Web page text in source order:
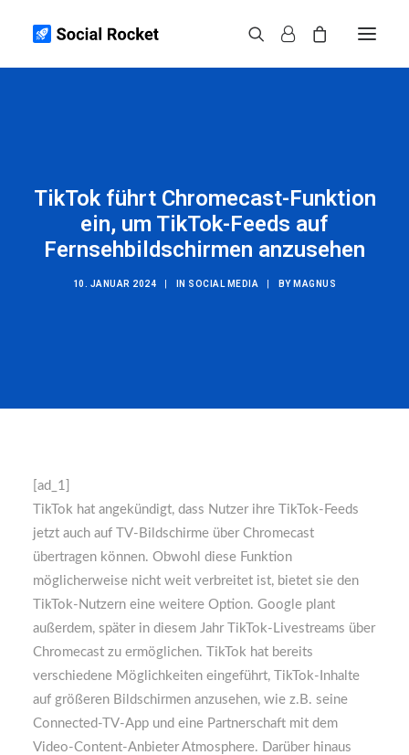
Weitere
TikTok führt Chromecast-Funktion
ein, um TikTok-Feeds auf
Fernsehbildschirmen anzusehen
10. JANUAR 2024 IN SOCIAL MEDIA BY MAGNUS
[ad_1]
TikTok hat angekündigt, dass Nutzer ihre TikTok-Feeds
jetzt auch auf TV-Bildschirme über Chromecast
übertragen können. Obwohl diese Funktion
möglicherweise nicht weit verbreitet ist, bietet sie den
TikTok-Nutzern eine weitere Option. Google plant
außerdem, später in diesem Jahr TikTok-Livestreams über
Chromecast zu ermöglichen. TikTok hat bereits
verschiedene Möglichkeiten eingeführt, TikTok-Inhalte
auf größeren Bildschirmen anzusehen, wie z.B. seine
Connected-TV-App und eine Partnerschaft mit dem
Video-Content-Anbieter Atmosphere. Darüber hinaus